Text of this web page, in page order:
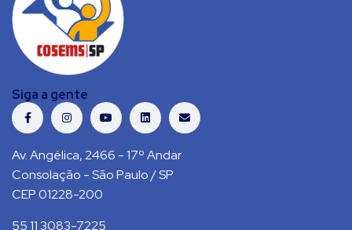
Siga a gente
Av. Angélica, 2466 - 17º Andar
Consolação - São Paulo / SP
CEP 01228-200
55 11 3083-7225